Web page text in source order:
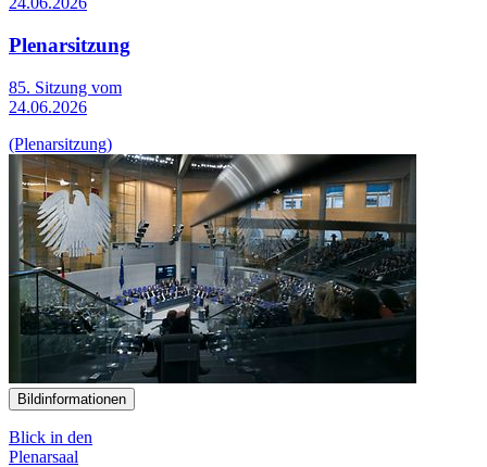
Plenarsitzung
85. Sitzung vom
24.06.2026
(Plenarsitzung)
Bildinformationen
Blick in den
Plenarsaal